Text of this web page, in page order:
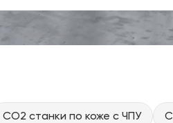
CO2 станки по коже с ЧПУ